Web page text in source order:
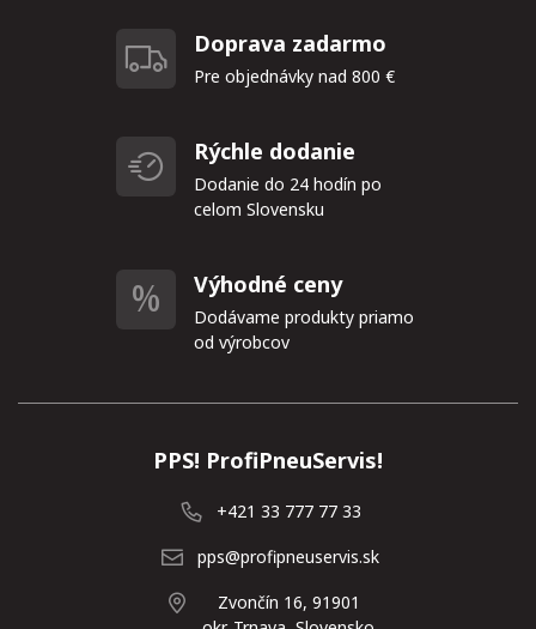
Doprava zadarmo
Pre objednávky nad 800 €
Rýchle dodanie
Dodanie do 24 hodín po
celom Slovensku
Výhodné ceny
Dodávame produkty priamo
od výrobcov
PPS! ProfiPneuServis!
+421 33 777 77 33
pps@profipneuservis.sk
Zvončín 16, 91901